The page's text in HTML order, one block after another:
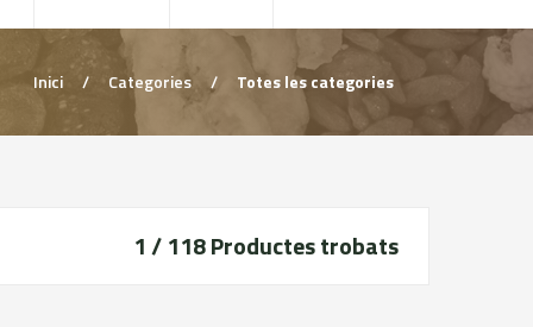
Plat a taula
Inici / Categories / Totes les categories
1 / 118Productes trobats